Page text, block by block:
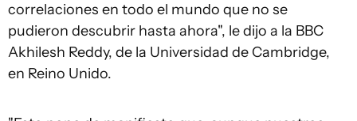
correlaciones en todo el mundo que no se
pudieron descubrir hasta ahora", le dijo a la BBC
Akhilesh Reddy, de la Universidad de Cambridge,
en Reino Unido.